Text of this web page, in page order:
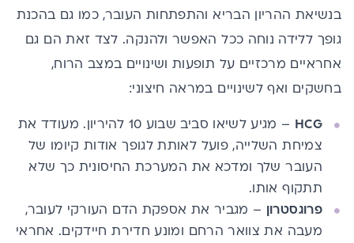
בנשיאת ההריון הבריא והתפתחות העובר, כמו גם בהכנת
גופך ללידה נוחה ככל האפשר ולהנקה. לצד זאת הם גם
אחראיים מרכזיים על תופעות ושינויים במצב הרוח,
בחשקים ואף לשינויים במראה חיצוני:
HCG – מגיע לשיאו סביב שבוע 10 להיריון
. מעודד את
צמיחת השלייה, פועל לאותת לגופך אודות קיומו של
העובר שלך ומדכא את המערכת החיסונית כך שלא
תתקוף אותו.
פרוגסטרון – מגביר את אספקת הדם העורקי לעובר,
מעבה את צוואר הרחם ומונע חדירת חיידקים. אחראי